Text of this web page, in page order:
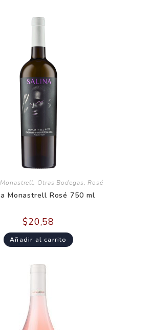
Monastrell, Otras Bodegas,Rosé
Monastrell Rosé 750 ml
$20,58
Añadir al carrito